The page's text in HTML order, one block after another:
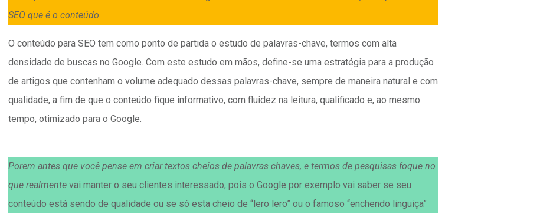
SEO que é o conteúdo.
O conteúdo para SEO tem como ponto de partida o estudo de palavras-chave, termos com alta
densidade de buscas no Google. Com este estudo em mãos, define-se uma estratégia para a produção
de artigos que contenham o volume adequado dessas palavras-chave, sempre de maneira natural e com
qualidade, a fim de que o conteúdo fique informativo, com fluidez na leitura, qualificado e, ao mesmo
tempo, otimizado para o Google.
Porem antes que você pense em criar textos cheios de palavras chaves, e termos de pesquisas foque no
que realmente vai manter o seu clientes interessado, pois o Google por exemplo vai saber se seu
conteúdo está sendo de qualidade ou se só esta cheio de “lero lero” ou o famoso “enchendo linguiça”